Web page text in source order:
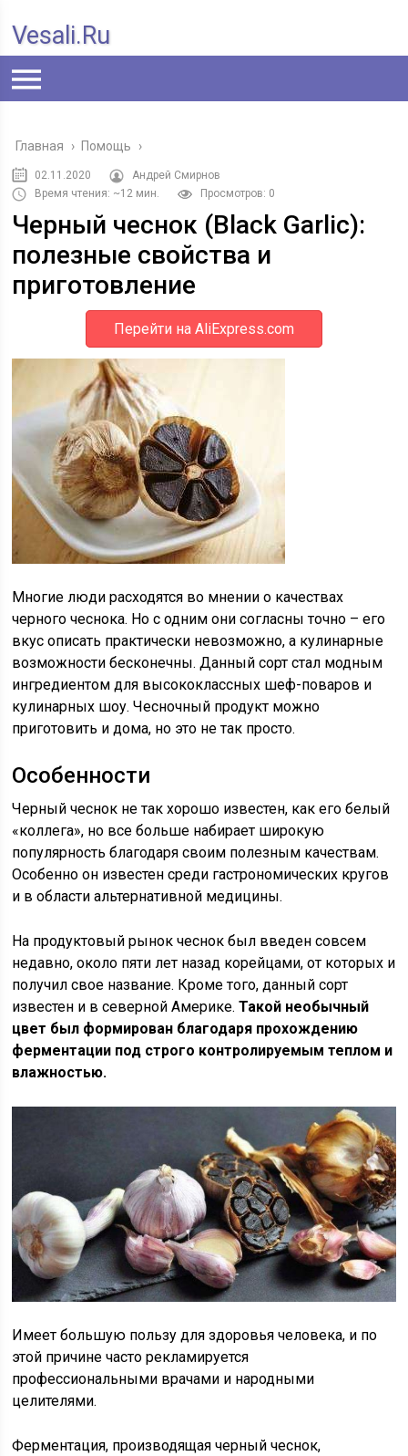
Vesali.ru
Главная › Помощь ›
02.11.2020
Андрей Смирнов
Время чтения: ~12 мин.
Просмотров: 0
Черный чеснок (Black Garlic):
полезные свойства и
приготовление
Перейти на AliExpress.com
Многие люди расходятся во мнении о качествах
черного чеснока. Но с одним они согласны точно – его
вкус описать практически невозможно, а кулинарные
возможности бесконечны. Данный сорт стал модным
ингредиентом для высококлассных шеф-поваров и
кулинарных шоу. Чесночный продукт можно
приготовить и дома, но это не так просто.
Особенности
Черный чеснок не так хорошо известен, как его белый
«коллега», но все больше набирает широкую
популярность благодаря своим полезным качествам.
Особенно он известен среди гастрономических кругов
и в области альтернативной медицины.
На продуктовый рынок чеснок был введен совсем
недавно, около пяти лет назад корейцами, от которых и
получил свое название. Кроме того, данный сорт
известен и в северной Америке.Такой необычный
цвет был формирован благодаря прохождению
ферментации под строго контролируемым теплом и
влажностью.
Имеет большую пользу для здоровья человека, и по
этой причине часто рекламируется
профессиональными врачами и народными
целителями.
Ферментация, производящая черный чеснок,